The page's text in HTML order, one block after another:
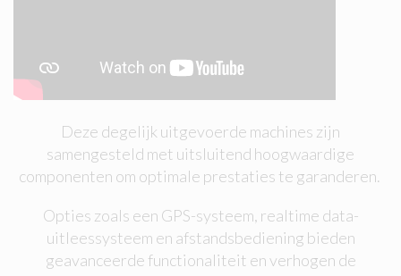
Deze degelijk uitgevoerde machines zijn
samengesteld met uitsluitend hoogwaardige
componenten om optimale prestaties te garanderen.
Opties zoals een GPS-systeem, realtime data-
uitleessysteem en afstandsbediening bieden
geavanceerde functionaliteit en verhogen de